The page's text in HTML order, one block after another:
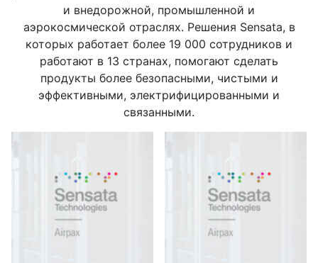
и внедорожной, промышленной и
аэрокосмической отраслях. Решения Sensata, в
которых работает более 19 000 сотрудников и
работают в 13 странах, помогают сделать
продукты более безопасными, чистыми и
эффективными, электрифицированными и
связанными.